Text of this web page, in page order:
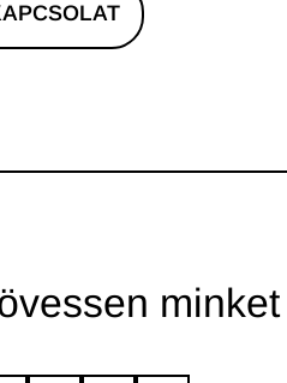
minket